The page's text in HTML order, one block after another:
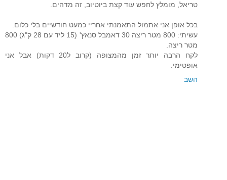
טריאל, מומלץ לחפש עוד קצת ביוטיוב, זה מדהים.
בכל אופן אני אתמול התאמנתי אחריי כמעט חודשיים בלי כלום.
עשיתי: 800 מטר ריצה 30 דאמבל סנאץ' (15 ליד עם 28 ק"ג) 800
מטר ריצה.
לקח הרבה יותר זמן מהמצופה (קרוב ל20 דקות) אבל אני
אופטימי.
השב